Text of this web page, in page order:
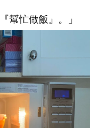
幫忙做飯』。」